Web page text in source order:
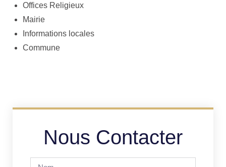
Offices Religieux
Mairie
Informations locales
Commune
Nous Contacter